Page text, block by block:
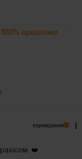
арахісова
перевірений
❤️